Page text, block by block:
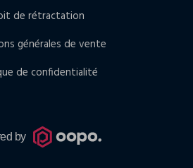
de rétractation
générales de vente
de confidentialité
by